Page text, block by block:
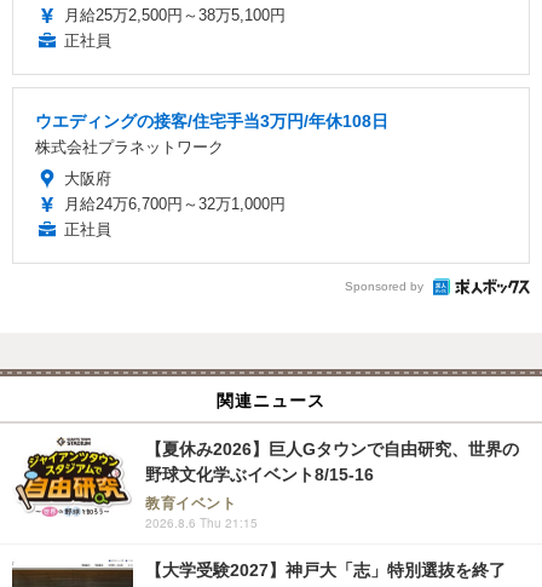
月給25万2,500円～38万5,100円
正社員
ウエディングの接客/住宅手当3万円/年休108日
株式会社プラネットワーク
大阪府
月給24万6,700円～32万1,000円
正社員
Sponsored by
関連ニュース
【夏休み2026】巨人Gタウンで自由研究、世界の
野球文化学ぶイベント8/15-16
教育イベント
2026.8.6 Thu 21:15
【大学受験2027】神戸大「志」特別選抜を終了